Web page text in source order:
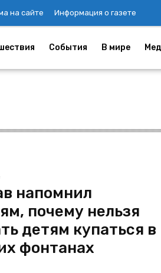
на сайте Информация о газете
События В мире
напомнил
почему нельзя
детям купаться в
фонтанах